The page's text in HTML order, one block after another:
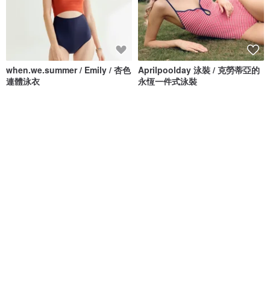
when.we.summer / Emily / 杏色
連體泳衣
Aprilpoolday 泳裝 / 克勞蒂亞的
永恆一件式泳裝